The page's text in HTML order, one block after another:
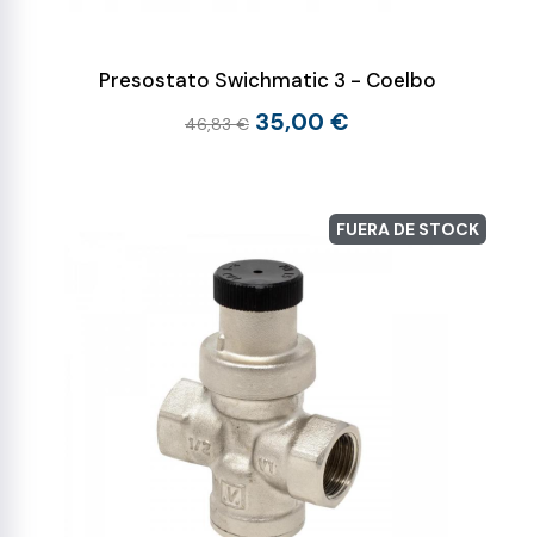
Presostato Swichmatic 3 - Coelbo
46,83 € 35,00 €
FUERA DE STOCK